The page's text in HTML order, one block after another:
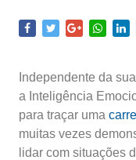
Independente da
a Inteligência
para traçar uma
muitas vezes
lidar com situações